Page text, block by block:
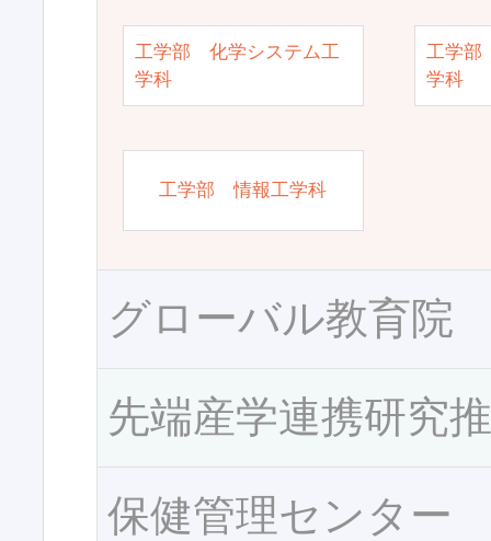
工学部 化学システム工
学科
工学部
学科
工学部 情報工学科
グローバル教育院
先端産学連携研究
保健管理センター